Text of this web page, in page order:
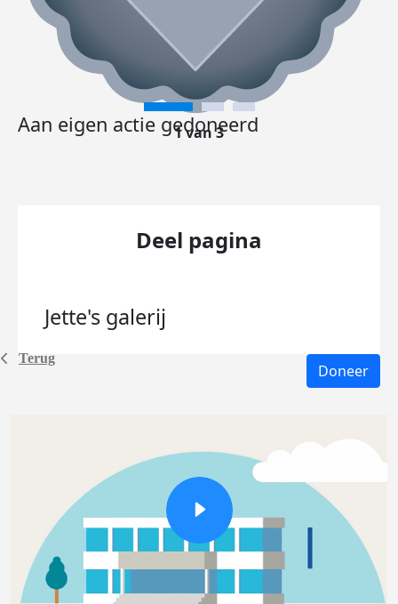
Terug
Aan eigen actie gedoneerd
1 van 3
Deel pagina
Jette's galerij
Doneer